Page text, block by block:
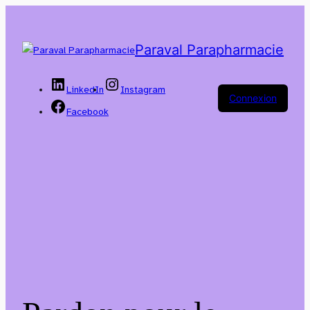
Paraval Parapharmacie
LinkedIn
Instagram
Facebook
Connexion